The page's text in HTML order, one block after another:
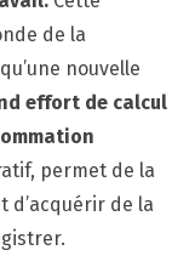
de la
nouvelle
effort de calcul
permet de la
d’acquérir de la